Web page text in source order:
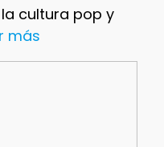
cultura pop y
más